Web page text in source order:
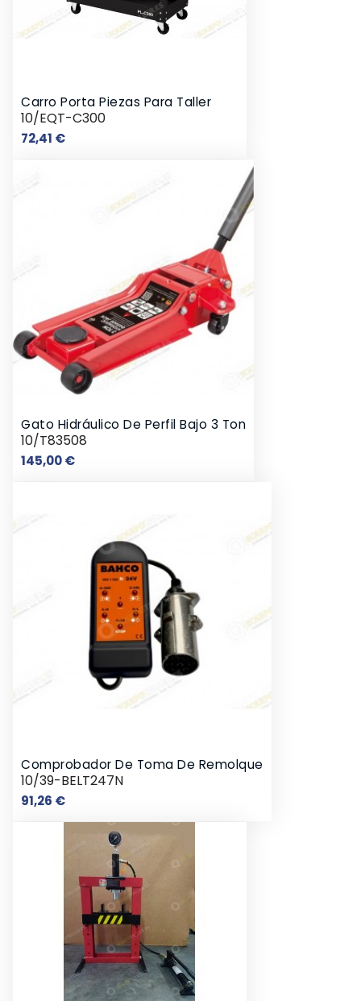
Carro Porta Piezas Para Taller
10/EQT-C300
72,41 €Precio
Gato Hidráulico De Perfil Bajo 3 Ton
10/T83508
145,00 €Precio
Comprobador De Toma De Remolque
10/39-BELT247N
91,26 €Precio